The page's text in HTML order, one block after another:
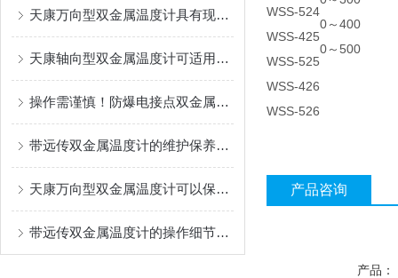
天康万向型双金属温度计具有现场显示温度的功能
天康轴向型双金属温度计可适用于较为恶劣的环境条件中
操作需谨慎！防爆电接点双金属温度计操作时需要注意这些
带远传双金属温度计的维护保养需要从多个方面入手
天康万向型双金属温度计可以保证实验的准确性
带远传双金属温度计的操作细节讲解
0～400
0～500
WSS-524
WSS-425
WSS-525
WSS-426
WSS-526
产品咨询
产品：